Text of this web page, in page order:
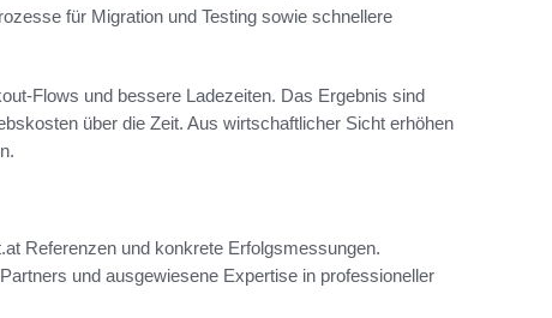
für Migration und Testing sowie schnellere
Flows und bessere Ladezeiten. Das Ergebnis sind
über die Zeit. Aus wirtschaftlicher Sicht erhöhen
Referenzen und konkrete Erfolgsmessungen.
und ausgewiesene Expertise in professioneller